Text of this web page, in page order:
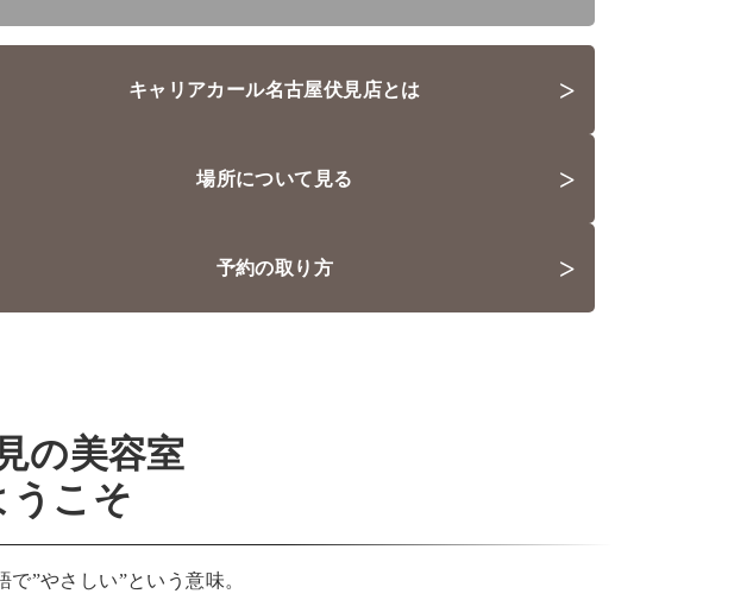
キャリアカール名古屋伏見店とは >
場所について見る >
予約の取り方 >
の美容室
うこそ
”やさしい”という意味。